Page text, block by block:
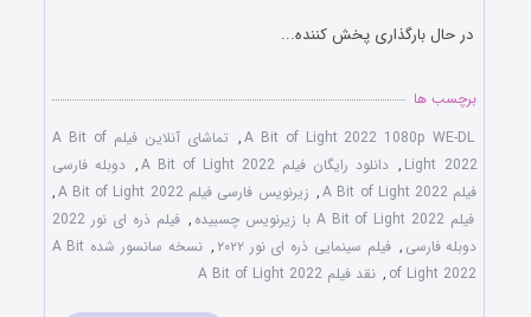
در حال بارگذاری پخش کننده...
برچسب ها
A Bit of Light 2022 1080p WE-DL
,
تماشای آنلاین فیلم A Bit of
Light 2022
, دانلود رایگان فیلم A Bit of Light 2022 , دوبله فارسی
فیلم A Bit of Light 2022
, زیرنویس فارسی فیلم A Bit of Light 2022
,
فیلم A Bit of Light 2022 با زیرنویس چسبیده
,
فیلم ذره ای نور 2022
دوبله فارسی , فیلم سینمایی ذره ای نور ۲۰۲۲ ,
نسخه سانسور شده A Bit
of Light 2022
, نقد فیلم A Bit of Light 2022